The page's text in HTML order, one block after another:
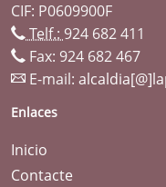
CIF: P0609900F
Telf.: 924 682 411
Fax: 924 682 467
E-mail:
Enlaces
Inicio
Contacte